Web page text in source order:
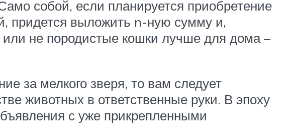
собой, если планируется приобретение
придется выложить n-ную сумму и,
или не породистые кошки лучше для дома –
за мелкого зверя, то вам следует
животных в ответственные руки. В эпоху
с уже прикрепленными